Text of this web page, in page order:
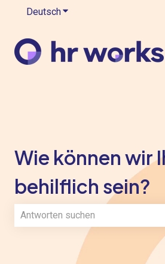
DeutschUntermenü für
Wie können wir
behilflich sein?
Es gibt keine Vorschläge, da das